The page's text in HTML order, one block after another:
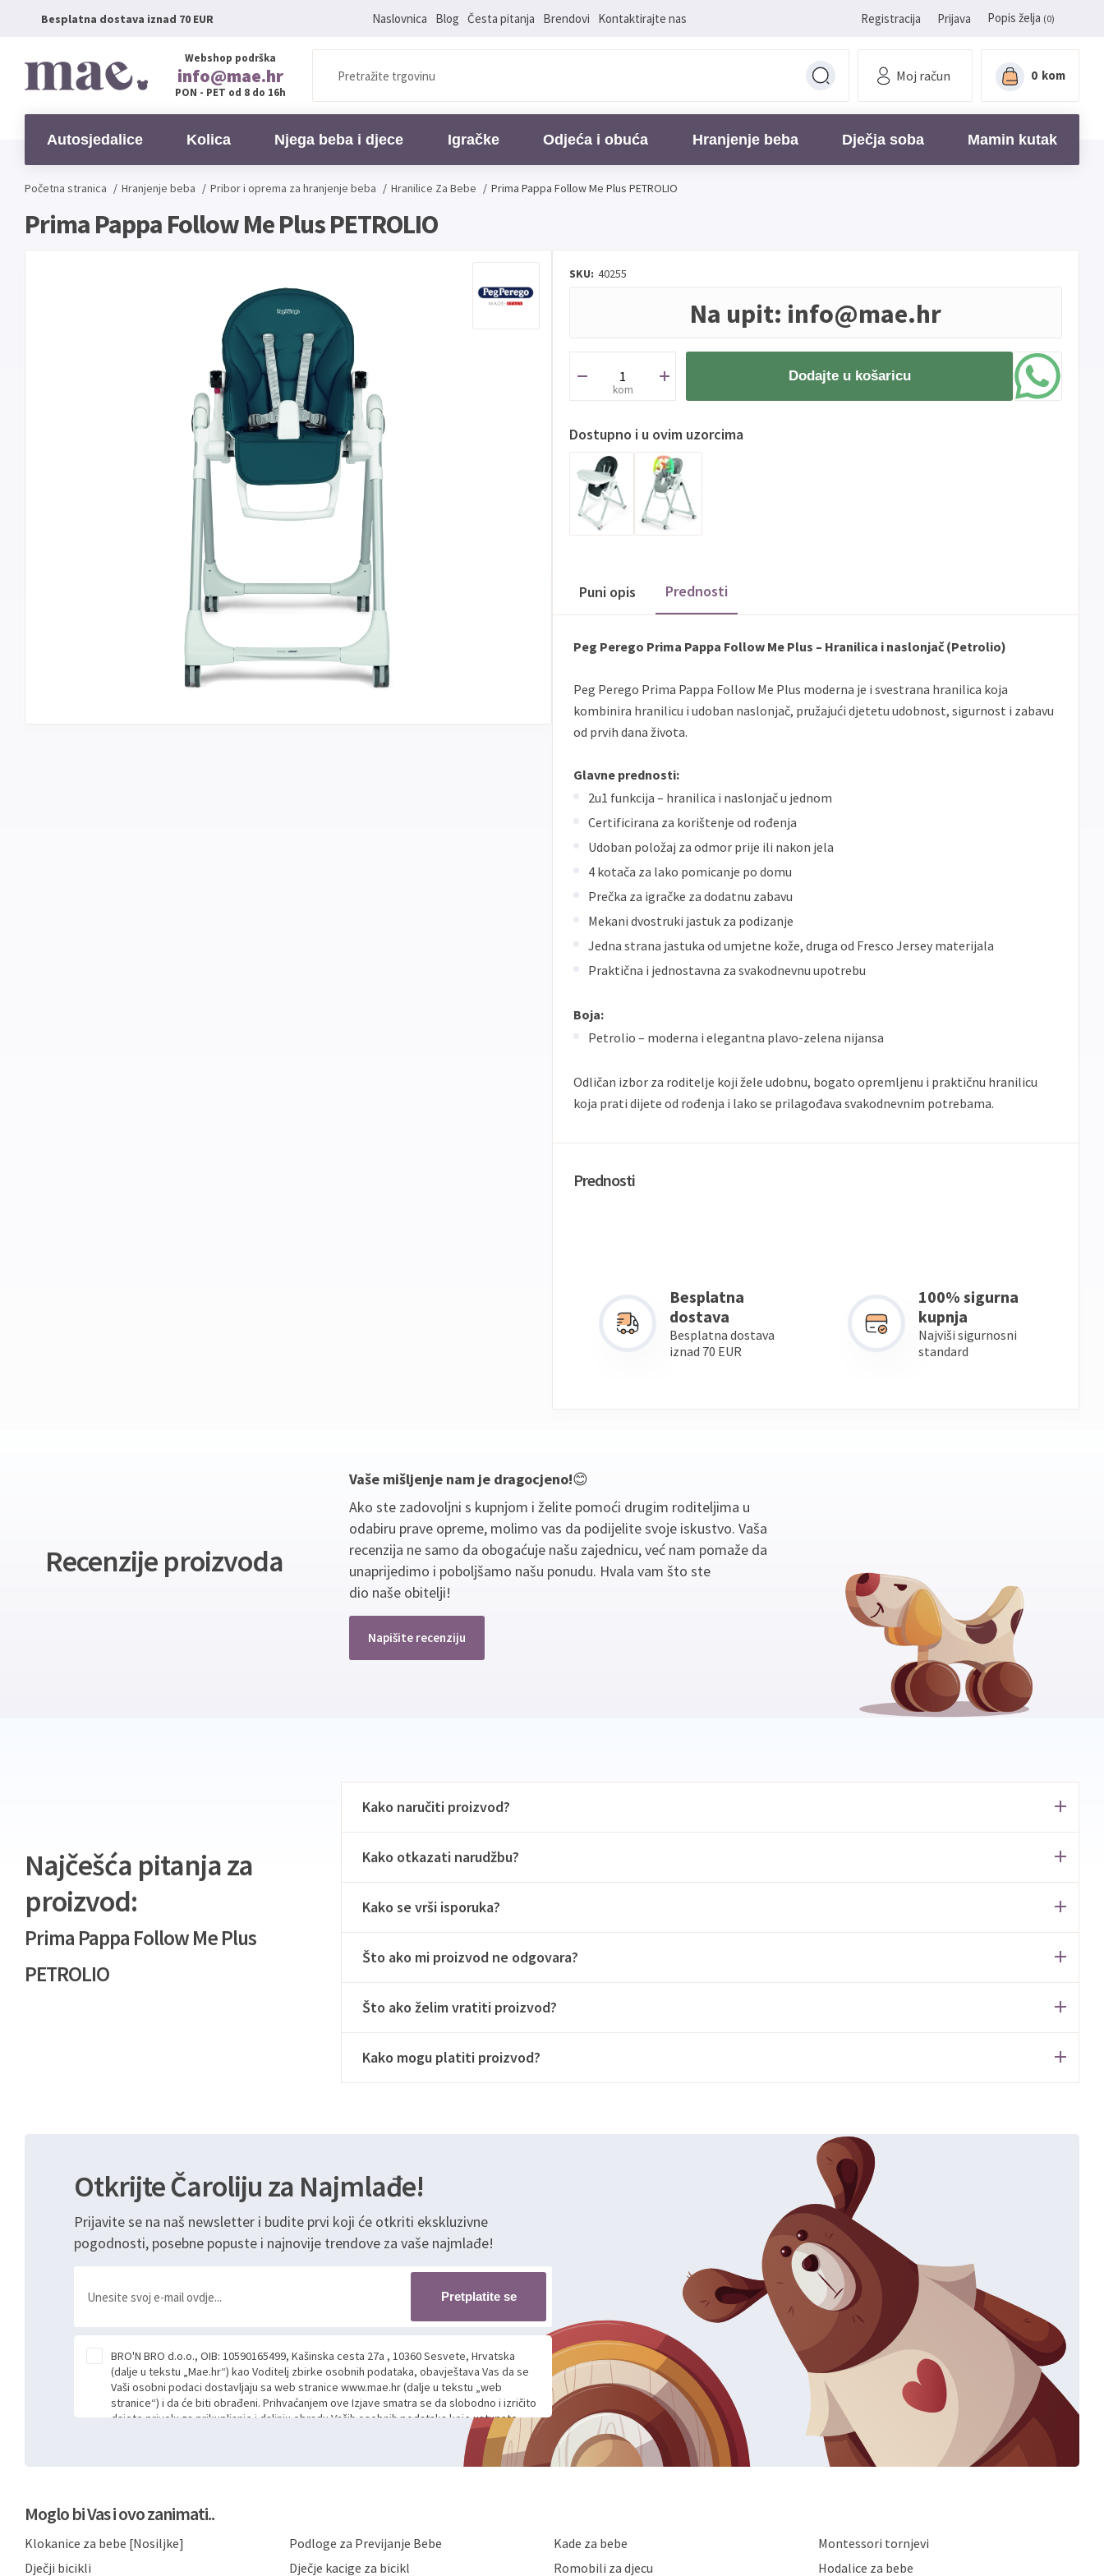
Besplatna dostava iznad 70 EUR Naslovnica Blog Česta pitanja Brendovi Kontaktirajte nas Registracija Prijava Popis želja (0)
Webshop podrška
info@mae.hr
PON - PET od 8 do 16h
Moj račun 0 kom
Autosjedalice Kolica Njega beba i djece Igračke Odjeća i obuća Hranjenje beba Dječja soba Mamin kutak
Početna stranica / Hranjenje beba / Pribor i oprema za hranjenje beba / Hranilice Za Bebe / Prima Pappa Follow Me Plus PETROLIO
Prima Pappa Follow Me Plus PETROLIO
SKU: 40255
Na upit: info@mae.hr
kom
Dodajte u košaricu
Dostupno i u ovim uzorcima
Puni opis Prednosti
Peg Perego Prima Pappa Follow Me Plus – Hranilica i naslonjač (Petrolio)
Peg Perego Prima Pappa Follow Me Plus moderna je i svestrana hranilica koja
kombinira hranilicu i udoban naslonjač, pružajući djetetu udobnost, sigurnost i zabavu
od prvih dana života.
Glavne prednosti:
2u1 funkcija – hranilica i naslonjač u jednom
Certificirana za korištenje od rođenja
Udoban položaj za odmor prije ili nakon jela
4 kotača za lako pomicanje po domu
Prečka za igračke za dodatnu zabavu
Mekani dvostruki jastuk za podizanje
Jedna strana jastuka od umjetne kože, druga od Fresco Jersey materijala
Praktična i jednostavna za svakodnevnu upotrebu
Boja:
Petrolio – moderna i elegantna plavo-zelena nijansa
Odličan izbor za roditelje koji žele udobnu, bogato opremljenu i praktičnu hranilicu
koja prati dijete od rođenja i lako se prilagođava svakodnevnim potrebama.
Prednosti
Besplatna
dostava
Besplatna dostava
iznad 70 EUR
100% sigurna
kupnja
Najviši sigurnosni
standard
Recenzije proizvoda
Vaše mišljenje nam je dragocjeno!😊
Ako ste zadovoljni s kupnjom i želite pomoći drugim roditeljima u
odabiru prave opreme, molimo vas da podijelite svoje iskustvo. Vaša
recenzija ne samo da obogaćuje našu zajednicu, već nam pomaže da
unaprijedimo i poboljšamo našu ponudu. Hvala vam što ste
dio naše obitelji!
Napišite recenziju
Najčešća pitanja za
proizvod:
Prima Pappa Follow Me Plus
PETROLIO
Kako naručiti proizvod?
Kako otkazati narudžbu?
Kako se vrši isporuka?
Što ako mi proizvod ne odgovara?
Što ako želim vratiti proizvod?
Kako mogu platiti proizvod?
Otkrijte Čaroliju za Najmlađe!
Prijavite se na naš newsletter i budite prvi koji će otkriti ekskluzivne
pogodnosti, posebne popuste i najnovije trendove za vaše najmlađe!
Pretplatite se
BRO'N BRO d.o.o., OIB: 10590165499, Kašinska cesta 27a , 10360 Sesvete, Hrvatska
(dalje u tekstu „Mae.hr“) kao Voditelj zbirke osobnih podataka, obavještava Vas da se
Vaši osobni podaci dostavljaju sa web stranice www.mae.hr (dalje u tekstu „web
stranice“) i da će biti obrađeni. Prihvaćanjem ove Izjave smatra se da slobodno i izričito
dajete privolu za prikupljanje i daljnju obradu Vaših osobnih podataka koje ustupate
Mae.hr putem ovih web stranica u svrhu odgovora i daljnje komunikacije na Vaš upit
poslan kroz kontakt obrazac. Radi se o dobrovoljnom davanju podataka te ovu Izjavu
niste dužni prihvatiti odnosno niste dužni unositi svoje osobne podatke u jednu od
možete pročitati ovdje, sukladno Politici privatnosti i kolačića koju možete pročitati
primjenu odgovarajućih tehničkih i sigurnosnih mjera zaštite osobnih podataka od
Moglo bi Vas i ovo zanimati..
Klokanice za bebe [Nosiljke] Podloge za Previjanje Bebe Kade za bebe
Montessori tornjevi
Dječji bicikli
Dječje kacige za bicikl Romobili za djecu
Hodalice za bebe